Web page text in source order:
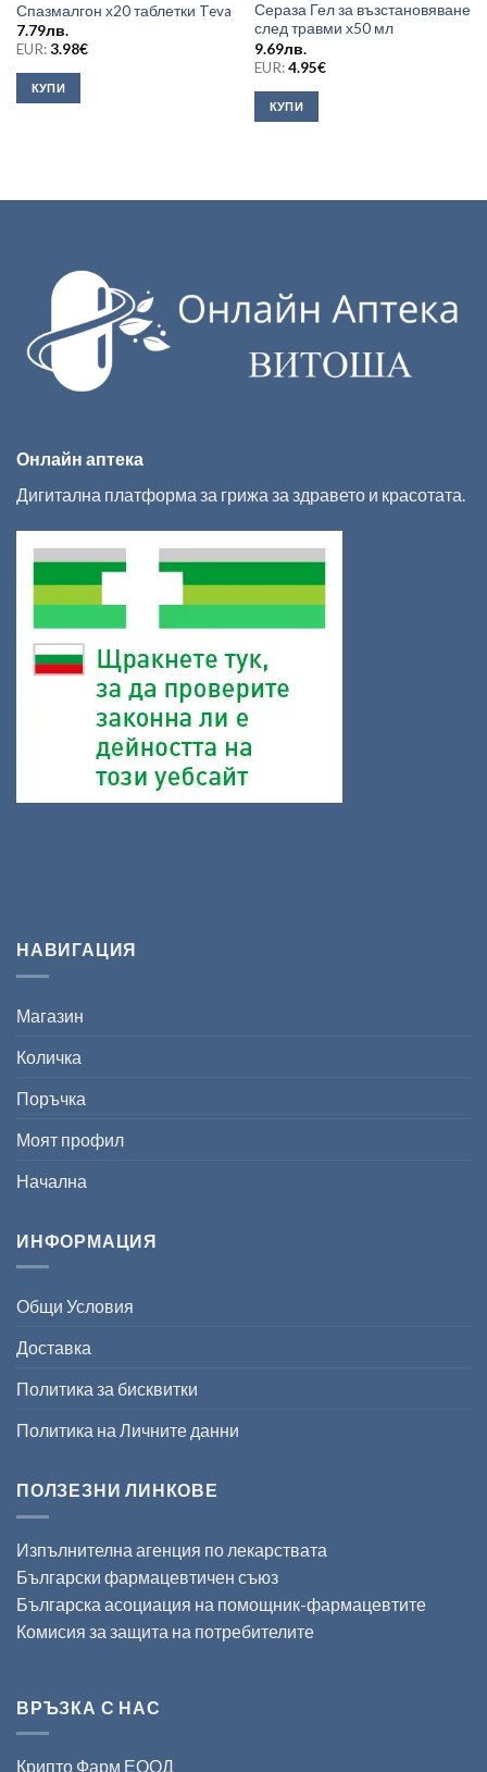
Спазмалгон х20 таблетки Teva
7.79лв.
EUR:3.98€
КУПИ
Сераза Гел за възстановяване
след травми х50 мл
9.69лв.
EUR:4.95€
КУПИ
Онлайн аптека
Дигитална платформа за грижа за здравето и красотата.
НАВИГАЦИЯ
Магазин
Количка
Поръчка
Моят профил
Начална
ИНФОРМАЦИЯ
Общи Условия
Доставка
Политика за бисквитки
Политика на Личните данни
ПОЛЗЕЗНИ ЛИНКОВЕ
Изпълнителна агенция по лекарствата
Български фармацевтичен съюз
Българска асоциация на помощник-фармацевтите
Комисия за защита на потребителите
ВРЪЗКА С НАС
Крипто Фарм ЕООД